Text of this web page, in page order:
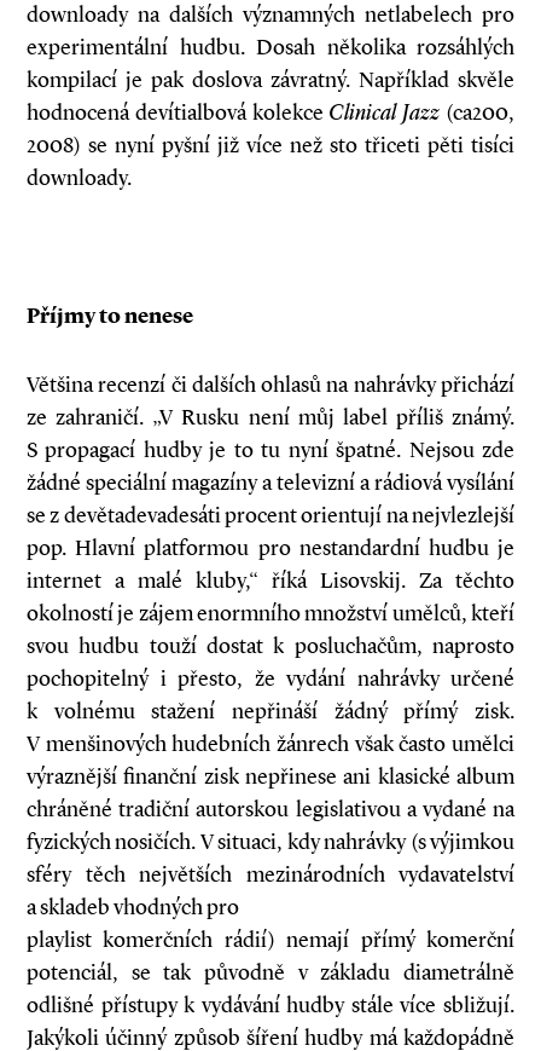
downloady na dalších významných netlabelech pro
experimentální hudbu. Dosah několika rozsáhlých
kompilací je pak doslova závratný. Například skvěle
hodnocená devítialbová kolekce Clinical Jazz (ca200,
2008) se nyní pyšní již více než sto třiceti pěti tisíci
downloady.
Příjmy to nenese
Většina recenzí či dalších ohlasů na nahrávky přichází
ze zahraničí. „V Rusku není můj label příliš známý.
S propagací hudby je to tu nyní špatné. Nejsou zde
žádné speciální magazíny a televizní a rádiová vysílání
se z devětadevadesáti procent orientují na nejvlezlejší
pop. Hlavní platformou pro nestandardní hudbu je
internet a malé kluby,“ říká Lisovskij. Za těchto
okolností je zájem enormního množství umělců, kteří
svou hudbu touží dostat k posluchačům, naprosto
pochopitelný i přesto, že vydání nahrávky určené
k volnému stažení nepřináší žádný přímý zisk.
V menšinových hudebních žánrech však často umělci
výraznější finanční zisk nepřinese ani klasické album
chráněné tradiční autorskou legislativou a vydané na
fyzických nosičích. V situaci, kdy nahrávky (s výjimkou
sféry těch největších mezinárodních vydavatelství
a skladeb vhodných pro
playlist komerčních rádií) nemají přímý komerční
potenciál, se tak původně v základu diametrálně
odlišné přístupy k vydávání hudby stále více sbližují.
Jakýkoli účinný způsob šíření hudby má každopádně